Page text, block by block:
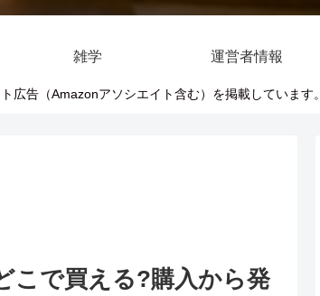
雑学 運営者情報
広告（Amazonアソシエイト含む）を掲載しています。
こで買える?購入から発